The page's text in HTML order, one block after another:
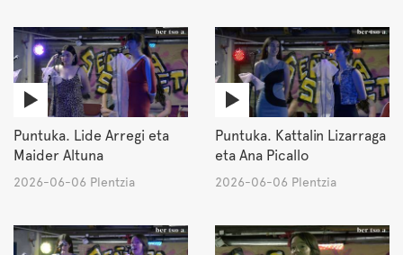
Puntuka. Lide Arregi eta
Maider Altuna
2026-06-06 Plentzia
Puntuka. Kattalin Lizarraga
eta Ana Picallo
2026-06-06 Plentzia